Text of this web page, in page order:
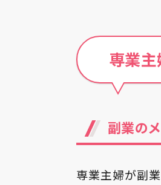
専業主
副業の
専業主婦が副業